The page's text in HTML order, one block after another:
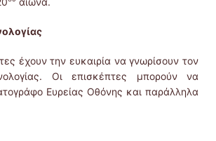
έχουν την ευκαιρία να γνωρίσουν τον
Οι επισκέπτες μπορούν να
Ευρείας Οθόνης και παράλληλα